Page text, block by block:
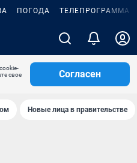
ПОГОДА ТЕЛЕПРОГРАММА
свое
Согласен
Новые лица в правительстве